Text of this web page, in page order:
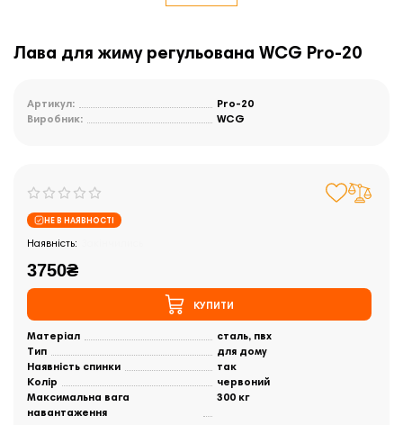
Лава для жиму регульована WCG Pro-20
Артикул:
Pro-20
Виробник:
WCG
НЕ В НАЯВНОСТІ
3750₴
КУПИТИ
Матеріал
сталь, пвх
Тип
для дому
Наявність спинки
так
Колір
червоний
Максимальна вага
навантаження
300 кг